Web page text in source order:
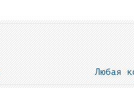
Любая